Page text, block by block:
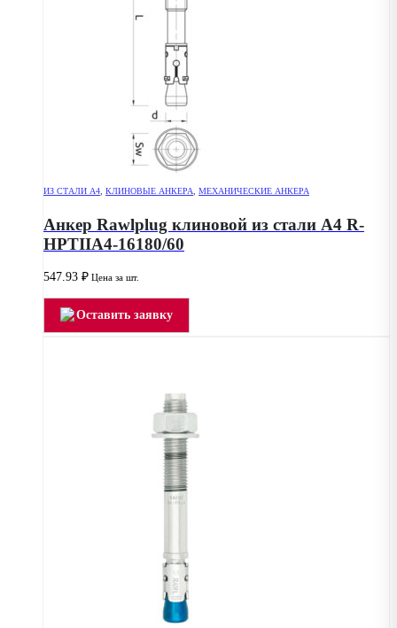
ИЗ СТАЛИ А4 КЛИНОВЫЕ АНКЕРА МЕХАНИЧЕСКИЕ АНКЕРА
Анкер Rawlplug клиновой из стали А4 R-
HPTIIA4-16180/60
547.93 ₽ Цена за шт.
Оставить заявку